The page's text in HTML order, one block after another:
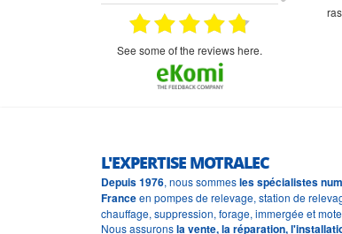
see some of the reviews here.
bien rien a dire .what else RAS
L'EXPERTISE MOTRALEC
Depuis 1976, nous sommesles spécialistes
Franceen pompes de relevage, station de
chauffage, suppression, forage, immergée et
Nous assuronsla vente, la réparation,